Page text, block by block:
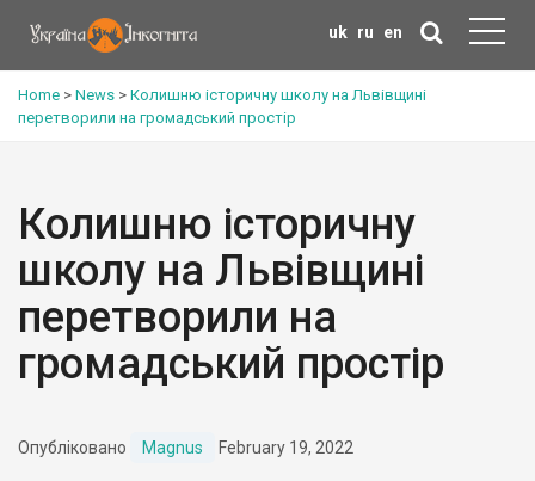
uk ru en
Home > News > Колишню історичну школу на Львівщині
перетворили на громадський простір
Колишню історичну
школу на Львівщині
перетворили на
громадський простір
Опубліковано Magnus February 19, 2022